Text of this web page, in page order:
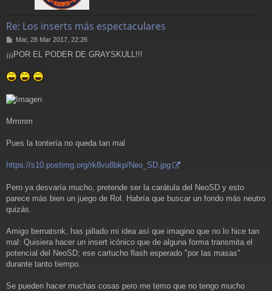
Re: Los inserts más espectaculares
M
n
a
j
e
Mar, 28 Mar 2017, 22:26
¡¡¡POR EL PODER DE GRAYSKULL!!!
Mmmm
Pues la tontería no queda tan mal
https://s10.postimg.org/rk8vu8bkp/Neo_SD.jpg
Pero ya desvaría mucho, pretende ser la carátula del NeoSD y esto
parece más bien un juego de Rol. Habría que buscar un fondo más neutro
quizás.
Amigo bernatsnk, has pillado mi idea así que imagino que no lo hice tan
mal: Quisiera hacer un insert icónico que de alguna forma transmita el
potencial del NeoSD; ese cartucho flash esperado "por las masas"
durante tanto tiempo.
Se pueden hacer muchas cosas pero me temo que no tengo mucho